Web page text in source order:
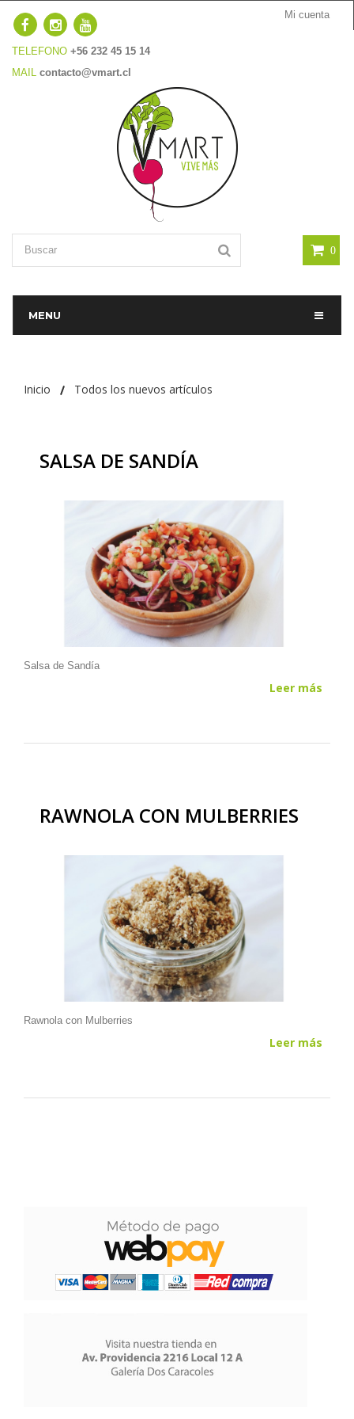
Mi cuenta
TELEFONO +56 232 45 15 14
MAIL contacto@vmart.cl
0
MENU
Inicio Todos los nuevos artículos
SALSA DE SANDÍA
Salsa de Sandía
Leer más
RAWNOLA CON MULBERRIES
Rawnola con Mulberries
Leer más